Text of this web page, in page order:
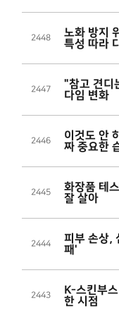
2448
노화 방지
특성 따라
2447
"참고 견디
다임 변화
2446
이것도 안
짜 중요한
2445
화장품 테
잘 살아
2444
피부 손상,
패'
2443
K-스킨부
한 시점